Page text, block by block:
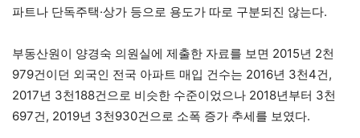
파트나 단독주택·상가 등으로 용도가 따로 구분되진 않는다.
부동산원이 양경숙 의원실에 제출한 자료를 보면 2015년 2천
979건이던 외국인 전국 아파트 매입 건수는 2016년 3천4건,
2017년 3천188건으로 비슷한 수준이었으나 2018년부터 3천
697건, 2019년 3천930건으로 소폭 증가 추세를 보였다.